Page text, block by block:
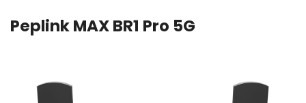
Peplink MAX BR1 Pro 5G